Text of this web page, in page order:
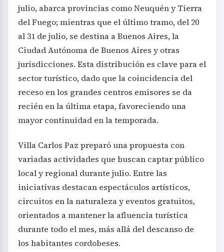
julio, abarca provincias como Neuquén y Tierra
del Fuego; mientras que el último tramo, del 20
al 31 de julio, se destina a Buenos Aires, la
Ciudad Autónoma de Buenos Aires y otras
jurisdicciones. Esta distribución es clave para el
sector turístico, dado que la coincidencia del
receso en los grandes centros emisores se da
recién en la última etapa, favoreciendo una
mayor continuidad en la temporada.
Villa Carlos Paz preparó una propuesta con
variadas actividades que buscan captar público
local y regional durante julio. Entre las
iniciativas destacan espectáculos artísticos,
circuitos en la naturaleza y eventos gratuitos,
orientados a mantener la afluencia turística
durante todo el mes, más allá del descanso de
los habitantes cordobeses.